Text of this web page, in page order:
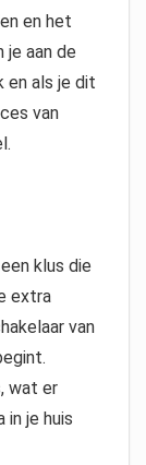
en het
je aan de
en als je dit
van
klus die
extra
van
wat er
in je huis